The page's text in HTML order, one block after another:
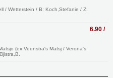
/ Wetterstein / B: Koch,Stefanie / Z:
6.90 /
(ex Veenstra's Matsj / Verona's